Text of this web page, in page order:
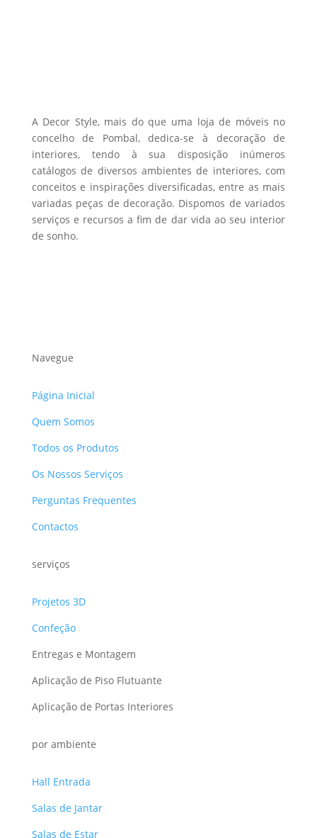
the
product
page
A Decor Style, mais do que uma loja de móveis no
concelho de Pombal, dedica-se à decoração de
interiores, tendo à sua disposição inúmeros
catálogos de diversos ambientes de interiores, com
conceitos e inspirações diversificadas, entre as mais
variadas peças de decoração. Dispomos de variados
serviços e recursos a fim de dar vida ao seu interior
de sonho.
Navegue
Página Inicial
Quem Somos
Todos os Produtos
Os Nossos Serviços
Perguntas Frequentes
Contactos
serviços
Projetos 3D
Confeção
Entregas e Montagem
Aplicação de Piso Flutuante
Aplicação de Portas Interiores
por ambiente
Hall Entrada
Salas de Jantar
Salas de Estar